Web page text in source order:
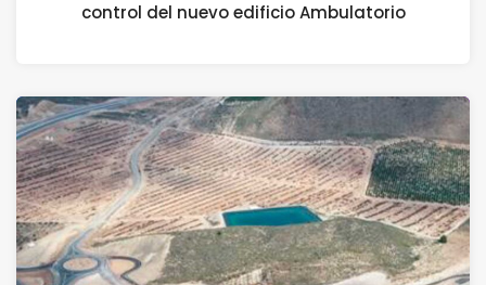
control del nuevo edificio Ambulatorio